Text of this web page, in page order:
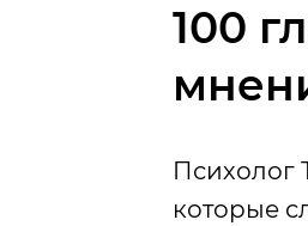
100
Психолог
которые